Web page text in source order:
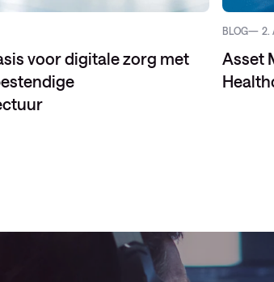
voor digitale zorg met
BLOG 2.
Asset